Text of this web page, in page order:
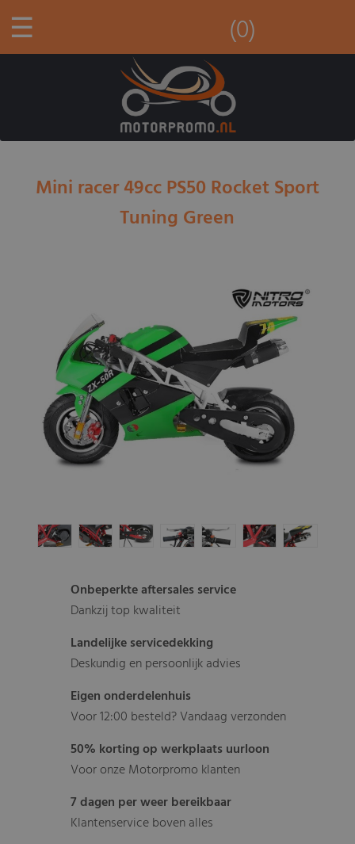
☰ (0)
Mini racer 49cc PS50 Rocket Sport
Tuning Green
Onbeperkte aftersales service
Dankzij top kwaliteit
Landelijke servicedekking
Deskundig en persoonlijk advies
Eigen onderdelenhuis
Voor 12:00 besteld? Vandaag verzonden
50% korting op werkplaats uurloon
Voor onze Motorpromo klanten
7 dagen per weer bereikbaar
Klantenservice boven alles